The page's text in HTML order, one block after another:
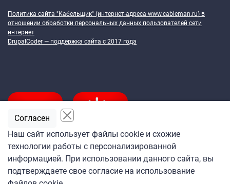
Политика сайта "Кабельщик" (интернет-адреса www.cableman.ru) в
отношении обработки персональных данных пользователей сети
интернет
DrupalCoder — поддержка сайта c 2017 года
Подпишитесь
на ежедневную рассылку
«Кабельщика»
Наш сайт использует файлы cookie и схожие
технологии работы с персонализированной
информацией. При использовании данного сайта, вы
подтверждаете свое согласие на использование
Согласен